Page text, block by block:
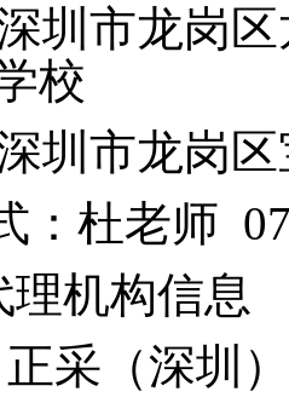
圳市龙岗
校
圳市龙岗
：杜老师
理机构信息
采（深圳